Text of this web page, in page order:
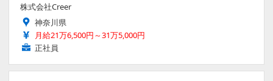
株式会社Creer
神奈川県
月給21万6,500円～31万5,000円
正社員